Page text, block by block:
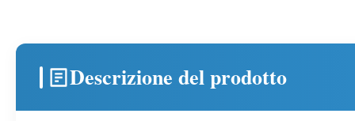
Descrizione del prodotto